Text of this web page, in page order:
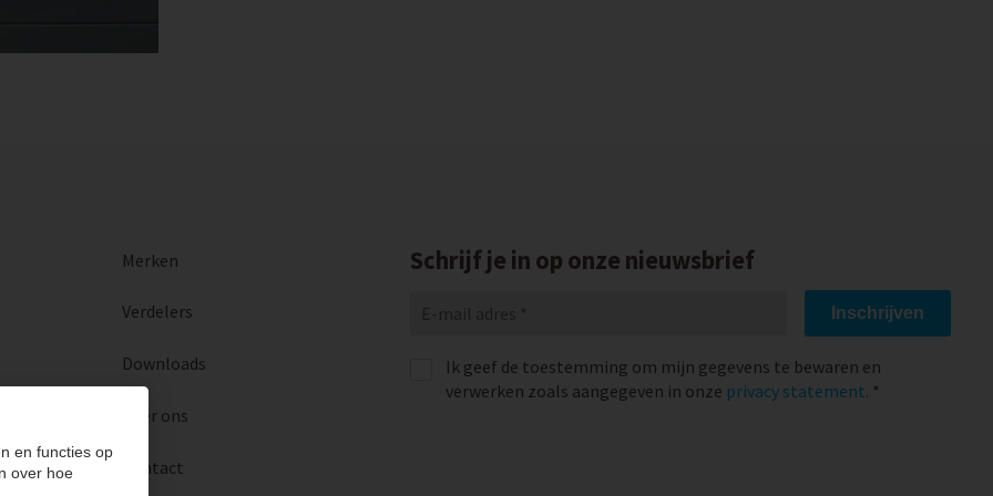
Merken
Verdelers
Downloads
Over ons
Contact
Schrijf je in op onze nieuwsbrief
Inschrijven
Ik geef de toestemming om mijn gegevens te bewaren en
verwerken zoals aangegeven in onze privacy statement. *
en functies op
over hoe